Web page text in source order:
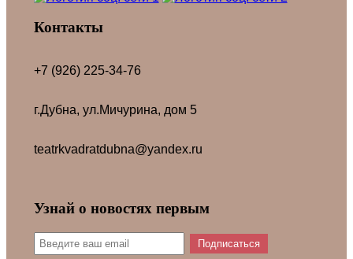
Контакты
+7 (926) 225-34-76
г.Дубна, ул.Мичурина, дом 5
teatrkvadratdubna@yandex.ru
Узнай о новостях первым
Подписаться